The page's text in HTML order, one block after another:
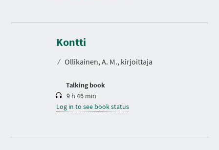
Kontti
⁄ Ollikainen, A. M., kirjoittaja
Talking book
D
r
a
i
9 h 46 min
Log in to see book status
D